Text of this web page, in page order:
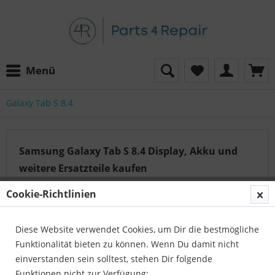
Menü
Galaxy Tab S 8.4
Samsung Galaxy Tab S 8.4 Display, Akku und
weitere Ersatzteile kaufen
1mehr erfahren »
Auf der Suche nach dem passenden Artikel?
Unser Serviceteam hilft Ihnen gerne weiter:
Parts4Repair - Kundenservice
Cookie-Richtlinien
Diese Website verwendet Cookies, um Dir die bestmögliche
Funktionalität bieten zu können. Wenn Du damit nicht
einverstanden sein solltest, stehen Dir folgende